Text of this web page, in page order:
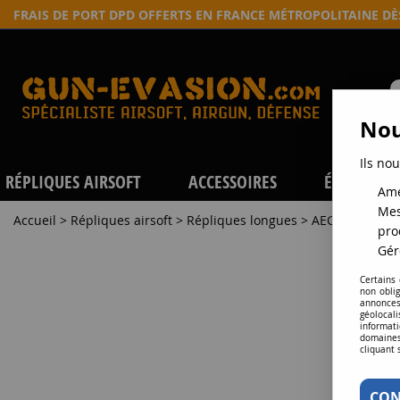
FRAIS DE PORT DPD OFFERTS EN FRANCE MÉTROPOLITAINE
RÉPLIQUES AIRSOFT ACCESSOIRES
Accueil > Répliques airsoft > Répliques longues > AEG
Ils
Certains
non
cliquant